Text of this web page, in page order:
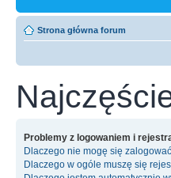
Strona główna forum
Problemy z logowaniem i
Dlaczego nie mogę się
Dlaczego w ogóle muszę się